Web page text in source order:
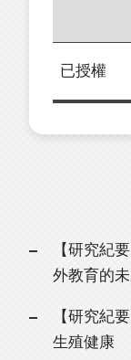
已授權
【研究紀
外教育的
【研究紀
生殖健康